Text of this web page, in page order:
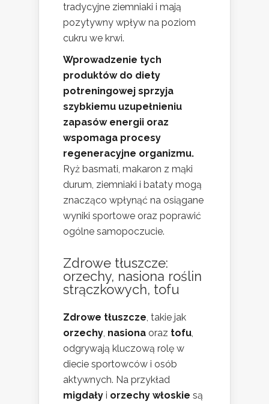
tradycyjne ziemniaki i mają
pozytywny wpływ na poziom
cukru we krwi.
Wprowadzenie tych
produktów do diety
potreningowej sprzyja
szybkiemu uzupełnieniu
zapasów energii oraz
wspomaga procesy
regeneracyjne organizmu.
Ryż basmati, makaron z mąki
durum, ziemniaki i bataty mogą
znacząco wpłynąć na osiągane
wyniki sportowe oraz poprawić
ogólne samopoczucie.
Zdrowe tłuszcze:
orzechy, nasiona roślin
strączkowych, tofu
Zdrowe tłuszcze , takie jak
orzechy nasiona oraz tofu
odgrywają kluczową rolę w
diecie sportowców i osób
aktywnych. Na przykład
migdały i orzechy włoskie są